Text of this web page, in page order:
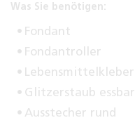
Was Sie benötigen:
Fondant
Fondantroller
Lebensmittelkleber
Glitzerstaub essbar
Ausstecher rund